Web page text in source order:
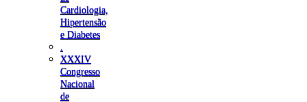
Cardiologia,
Hipertensão
e Diabetes
XXXIV
Congresso
Nacional
de